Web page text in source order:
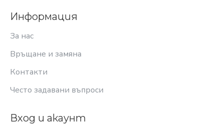
Информация
За нас
Връщане и замяна
Контакти
Често задавани въпроси
Вход и акаунт